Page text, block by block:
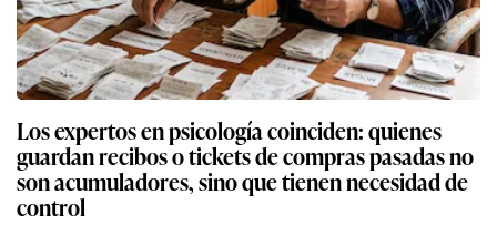
Los expertos en psicología coinciden: quienes
guardan recibos o tickets de compras pasadas no
son acumuladores, sino que tienen necesidad de
control